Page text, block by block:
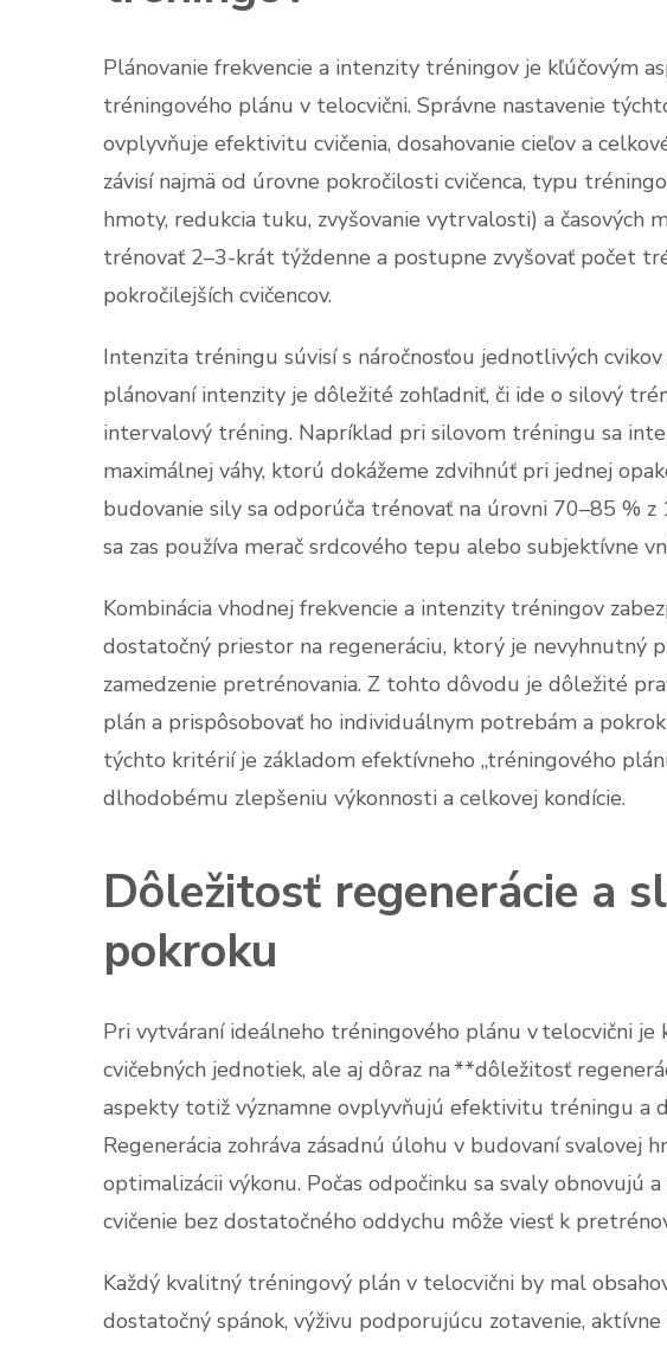
Plánovanie frekvencie a intenzity tréningov je kľúčovým
tréningového plánu v telocvični. Správne nastavenie
ovplyvňuje efektivitu cvičenia, dosahovanie cieľov a
závisí najmä od úrovne pokročilosti cvičenca, typu
hmoty, redukcia tuku, zvyšovanie vytrvalosti) a časových
trénovať 2–3-krát týždenne a postupne zvyšovať počet
pokročilejších cvičencov.
Intenzita tréningu súvisí s náročnosťou jednotlivých
plánovaní intenzity je dôležité zohľadniť, či ide o silový
intervalový tréning. Napríklad pri silovom tréningu sa
maximálnej váhy, ktorú dokážeme zdvihnúť pri jednej
budovanie sily sa odporúča trénovať na úrovni 70–85 %
sa zas používa merač srdcového tepu alebo subjektívne
Kombinácia vhodnej frekvencie a intenzity tréningov
dostatočný priestor na regeneráciu, ktorý je nevyhnutný
zamedzenie pretrénovania. Z tohto dôvodu je dôležité
plán a prispôsobovať ho individuálnym potrebám a
týchto kritérií je základom efektívneho „tréningového
dlhodobému zlepšeniu výkonnosti a celkovej kondície.
Dôležitosť regenerácie a
pokroku
Pri vytváraní ideálneho tréningového plánu v telocvični je
cvičebných jednotiek, ale aj dôraz na **dôležitosť
aspekty totiž významne ovplyvňujú efektivitu tréningu a
Regenerácia zohráva zásadnú úlohu v budovaní svalovej
optimalizácii výkonu. Počas odpočinku sa svaly obnovujú
cvičenie bez dostatočného oddychu môže viesť k
Každý kvalitný tréningový plán v telocvični by mal
dostatočný spánok, výživu podporujúcu zotavenie,